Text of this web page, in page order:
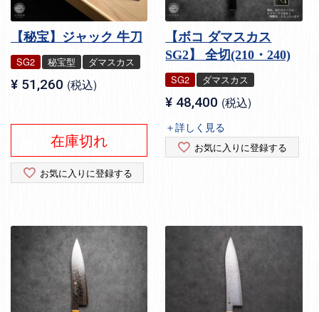
【秘宝】ジャック 牛刀
SG2 秘宝型 ダマスカス
¥ 51,260 税込
在庫切れ
お気に入りに登録する
【ボコ ダマスカス
SG2】 全切(210・240)
SG2 ダマスカス
¥ 48,400 税込
＋詳しく見る
お気に入りに登録する